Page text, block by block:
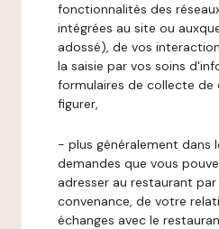
fonctionnalités des
intégrées au site ou
adossé), de vos
la saisie par vos soins
formulaires de collecte de
figurer,
- plus généralement dans
demandes que vous
adresser au restaurant
convenance, de votre
échanges avec le